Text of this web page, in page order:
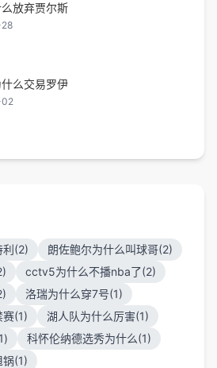
放弃贾尔斯
么交易罗伊
利(2)
朗佐鲍尔为什么叫球哥(2)
cctv5为什么不播nba了(2)
洛瑞为什么穿7号(1)
(1)
湖人队为什么厉害(1)
科怀伦纳德选秀为什么(1)
(1)